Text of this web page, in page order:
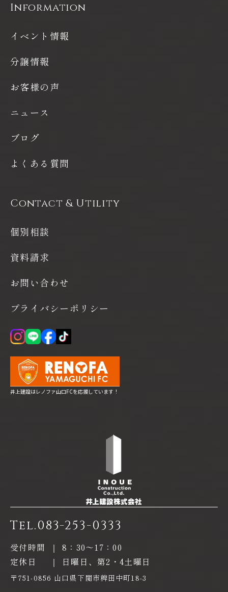
Tel.083-253-0333
受付時間 ｜
8：30〜17：00
定休日
｜ 日曜日、第2・4土曜日
〒751-0856 山口県下関市稗田中町18-3
Information
イベント情報
分譲情報
お客様の声
ニュース
ブログ
よくある質問
Contact & Utility
個別相談
資料請求
お問い合わせ
プライバシーポリシー
井上建設はレノファ山口FCを応援しています！